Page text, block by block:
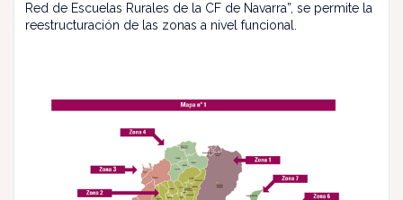
Red de Escuelas Rurales de la CF de Navarra”, se permite la
reestructuración de las zonas a nivel funcional.